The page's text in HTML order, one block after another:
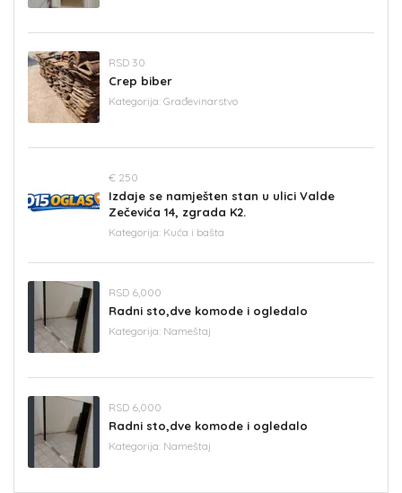
RSD 30
Crep biber
Kategorija: Građevinarstvo
€ 250
Izdaje se namješten stan u ulici Valde
Zečevića 14, zgrada K2.
Kategorija: Kuća i bašta
RSD 6,000
Radni sto,dve komode i ogledalo
Kategorija: Nameštaj
RSD 6,000
Radni sto,dve komode i ogledalo
Kategorija: Nameštaj